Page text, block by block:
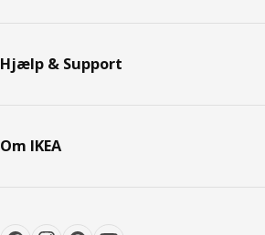
Hjælp & Support
Om IKEA